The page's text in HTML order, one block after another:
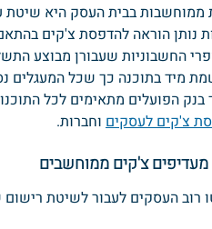
בבית העסק היא שיטת
נותן הוראה להדפסת צ'קים
החשבוניות שעבורן מבוצע
מיד בתוכנה כך שכל המעגלים
בנק הפועלים מתאימים לכל
צ'קים לעסקים וחברות.
מעדיפים צ'קים ממוחשבים
רוב העסקים לעבור לשיטת